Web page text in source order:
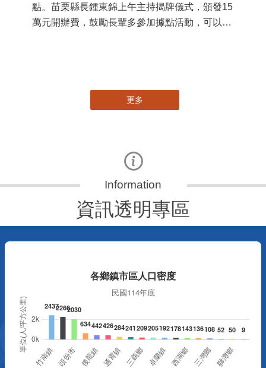
點。苗栗縣長鍾東錦上午主持揭牌儀式，頒發15
萬元開辦費，鼓勵長輩多參加據點活動，可以更
更多
資訊透明專區